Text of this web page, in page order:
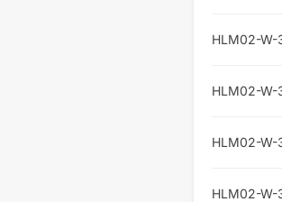
HLM02-W-
HLM02-W-
HLM02-W-
HLM02-W-